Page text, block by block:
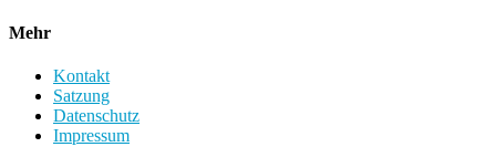
Mehr
Kontakt
Satzung
Datenschutz
Impressum